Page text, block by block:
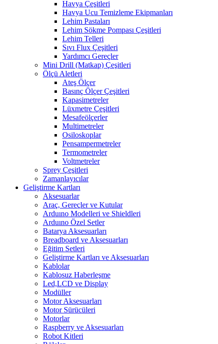
Havya Çeşitleri
Havya Ucu Temizleme Ekipmanları
Lehim Pastaları
Lehim Sökme Pompası Çeşitleri
Lehim Telleri
Sıvı Flux Çeşitleri
Yardımcı Gereçler
Mini Drill (Matkap) Çeşitleri
Ölçü Aletleri
Ateş Ölçer
Basınç Ölçer Çeşitleri
Kapasimetreler
Lüxmetre Çeşitleri
Mesafeölçerler
Multimetreler
Osiloskoplar
Pensampermetreler
Termometreler
Voltmetreler
Sprey Çeşitleri
Zamanlayıcılar
Geliştirme Kartları
Aksesuarlar
Araç, Gereçler ve Kutular
Arduıno Modelleri ve Shieldleri
Arduıno Özel Setler
Batarya Aksesuarları
Breadboard ve Aksesuarları
Eğitim Setleri
Geliştirme Kartları ve Aksesuarları
Kablolar
Kablosuz Haberleşme
Led,LCD ve Display
Modüller
Motor Aksesuarları
Motor Sürücüleri
Motorlar
Raspberry ve Aksesuarları
Robot Kitleri